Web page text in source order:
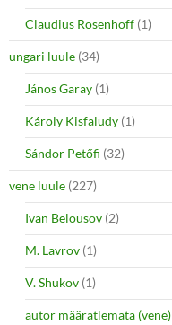
Claudius Rosenhoff (1)
ungari luule (34)
János Garay (1)
Károly Kisfaludy (1)
Sándor Petőfi (32)
vene luule (227)
Ivan Belousov (2)
M. Lavrov (1)
V. Shukov (1)
autor määratlemata (vene)